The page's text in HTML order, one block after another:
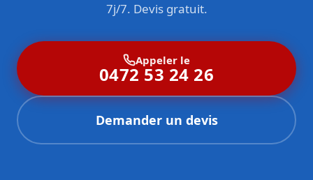
7j/7. Devis gratuit.
Appeler le
0472 53 24 26
Demander un devis